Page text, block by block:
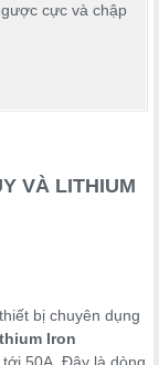
cực và chập
VÀ LITHIUM
bị chuyên dụng
Iron